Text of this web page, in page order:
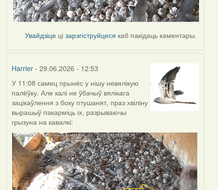
Увайдзіце цізарэгіструйцеся каб пакідаць каментары.
Harrier- 29.06.2026 - 12:53
У 11:08 самец прынёс у нішу невялікую
палёўку. Але калі не ўбачыў вялікага
зацікаўлення з боку птушанят, праз хвіліну
вырашыў пакарміць іх, разрываючы
грызуна на кавалкі: